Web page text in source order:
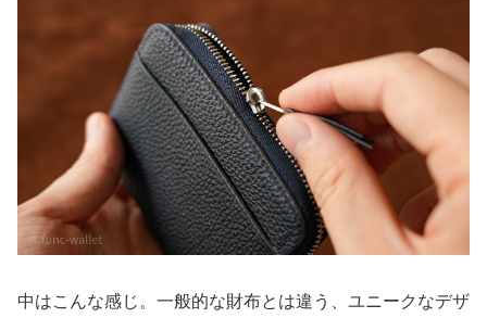
中はこんな感じ。一般的な財布とは違う、ユニークなデザ